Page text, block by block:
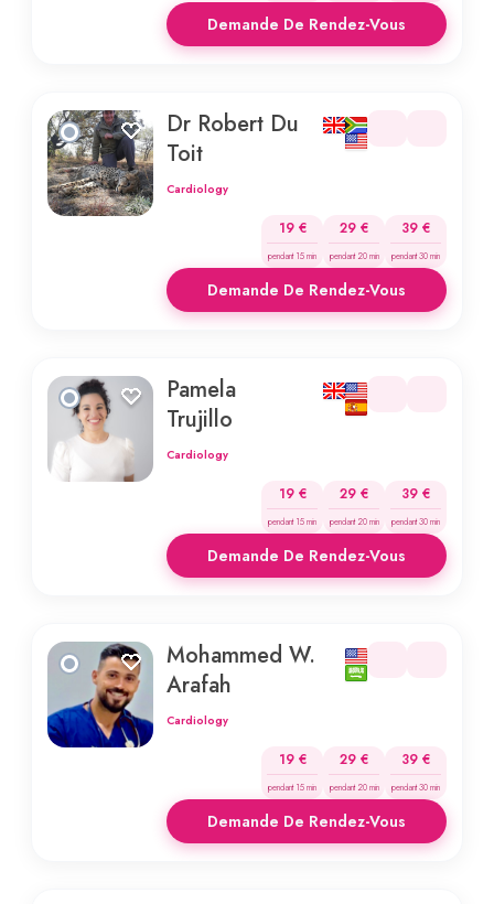
Demande De Rendez-Vous
Dr Robert Du
Toit
Cardiology
19 €
pendant 15 min
29 €
pendant 20 min
39 €
pendant 30 min
Demande De Rendez-Vous
Pamela
Trujillo
Cardiology
19 €
pendant 15 min
29 €
pendant 20 min
39 €
pendant 30 min
Demande De Rendez-Vous
Mohammed W.
Arafah
Cardiology
19 €
pendant 15 min
29 €
pendant 20 min
39 €
pendant 30 min
Demande De Rendez-Vous